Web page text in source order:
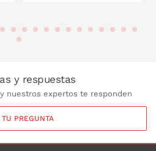
y respuestas
nuestros expertos te responden
PREGUNTA